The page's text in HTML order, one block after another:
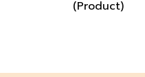
(Product)